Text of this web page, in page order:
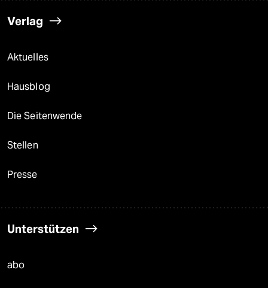
Verlag
Aktuelles
Hausblog
Die Seitenwende
Stellen
Presse
Unterstützen
abo